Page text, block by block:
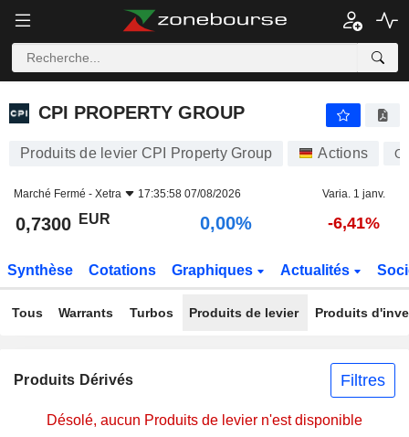
CPI PROPERTY GROUP
CPI PROPERTY GROUP
Produits de levier CPI Property Group Actions
Marché Fermé - Xetra 17:35:58 07/08/2026 Varia. 1 janv.
0,7300 EUR 0,00% -6,41%
Synthèse Cotations Graphiques Actualités
Tous Warrants Turbos Produits de levier Produits
Produits Dérivés Filtres
Désolé, aucun Produits de levier n'est disponible